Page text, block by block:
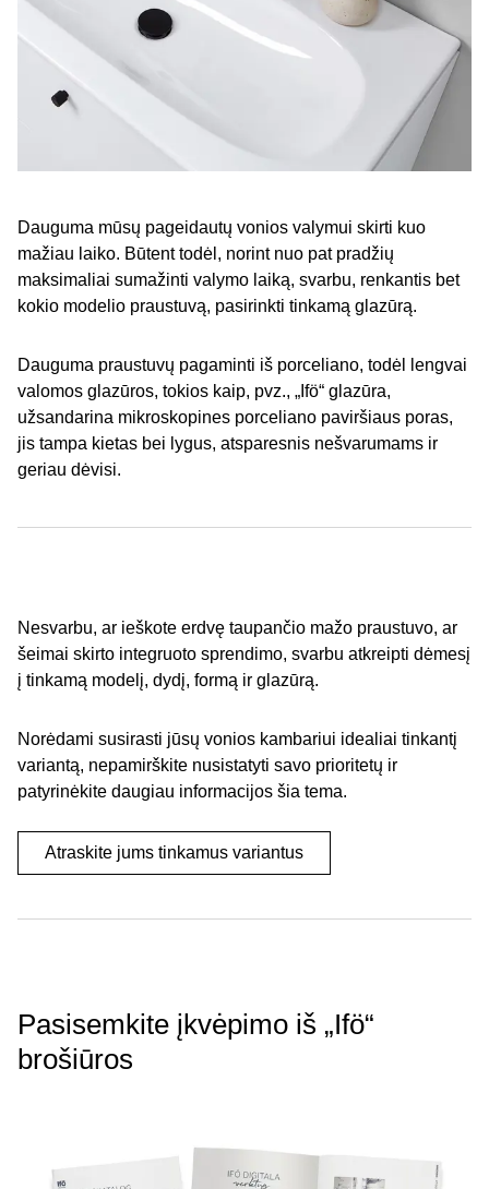
Dauguma mūsų pageidautų vonios valymui skirti kuo
mažiau laiko. Būtent todėl, norint nuo pat pradžių
maksimaliai sumažinti valymo laiką, svarbu, renkantis bet
kokio modelio praustuvą, pasirinkti tinkamą glazūrą.
Dauguma praustuvų pagaminti iš porceliano, todėl lengvai
valomos glazūros, tokios kaip, pvz., „Ifö“ glazūra,
užsandarina mikroskopines porceliano paviršiaus poras,
jis tampa kietas bei lygus, atsparesnis nešvarumams ir
geriau dėvisi.
Nesvarbu, ar ieškote erdvę taupančio mažo praustuvo, ar
šeimai skirto integruoto sprendimo, svarbu atkreipti dėmesį
į tinkamą modelį, dydį, formą ir glazūrą.
Norėdami susirasti jūsų vonios kambariui idealiai tinkantį
variantą, nepamirškite nusistatyti savo prioritetų ir
patyrinėkite daugiau informacijos šia tema.
Atraskite jums tinkamus variantus
Pasisemkite įkvėpimo iš „Ifö“
brošiūros